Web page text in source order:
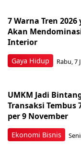
Gaya Hidup
7 Warna Tren
Akan
Interior
Rabu, 7
Ekonomi Bisnis
UMKM Jadi
Transaksi Tembus
per 9 November